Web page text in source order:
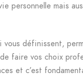
personnelle mais
définissent,
faire vos choix
et c’est